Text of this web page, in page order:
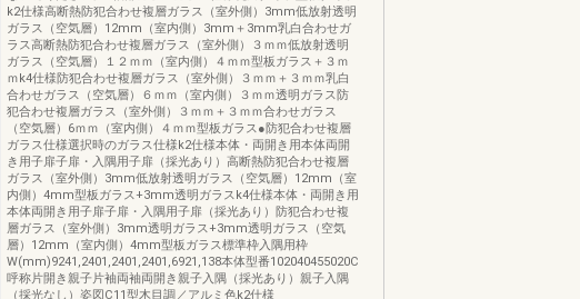
k2仕様高断熱防犯合わせ複層ガラス（室外側）3mm低放射透明
ガラス（空気層）12mm（室内側）3mm＋3mm乳白合わせガ
ラス高断熱防犯合わせ複層ガラス（室外側）３ｍｍ低放射透明
ガラス（空気層）１２ｍｍ（室内側）４ｍｍ型板ガラス＋３ｍ
ｍk4仕様防犯合わせ複層ガラス（室外側）３ｍｍ＋３ｍｍ乳白
合わせガラス（空気層）６ｍｍ（室内側）３ｍｍ透明ガラス防
犯合わせ複層ガラス（室外側）３ｍｍ＋３ｍｍ合わせガラス
（空気層）6ｍｍ（室内側）４ｍｍ型板ガラス●防犯合わせ複層
ガラス仕様選択時のガラス仕様k2仕様本体・両開き用本体両開
き用子扉子扉・入隅用子扉（採光あり）高断熱防犯合わせ複層
ガラス（室外側）3mm低放射透明ガラス（空気層）12mm（室
内側）4mm型板ガラス+3mm透明ガラスk4仕様本体・両開き用
本体両開き用子扉子扉・入隅用子扉（採光あり）防犯合わせ複
層ガラス（室外側）3mm透明ガラス+3mm透明ガラス（空気
層）12mm（室内側）4mm型板ガラス標準枠入隅用枠
W(mm)9241,2401,2401,2401,6921,138本体型番102040455020C
呼称片開き親子片袖両袖両開き親子入隅（採光あり）親子入隅
（採光なし）姿図C11型木目調／アルミ色k2仕様